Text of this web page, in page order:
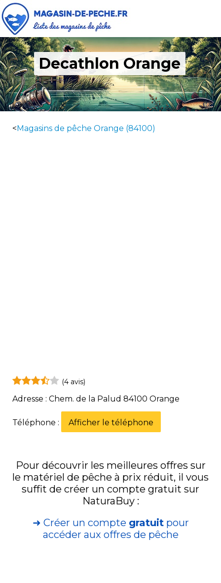
Decathlon Orange
<Magasins de pêche Orange (84100)
(4 avis)
Adresse : Chem. de la Palud 84100 Orange
Téléphone : Afficher le téléphone
Pour découvrir les meilleures offres sur
le matériel de pêche à prix réduit, il vous
suffit de créer un compte gratuit sur
NaturaBuy :
➜ Créer un compte gratuitpour
accéder aux offres de pêche